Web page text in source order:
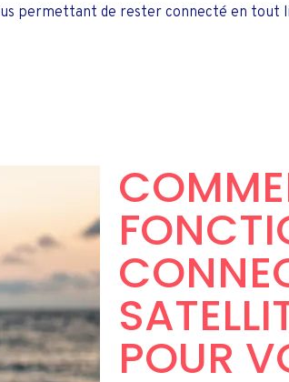
permettant de rester connecté en tout
POUR